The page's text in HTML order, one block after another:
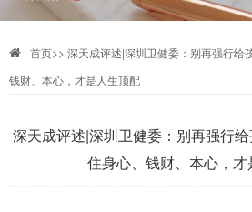
首页>> 深天成评述|深圳卫健委：别再强行给
钱财、本心，才是人生顶配
深天成评述|深圳卫健委：别再强行
住身心、钱财、本心，